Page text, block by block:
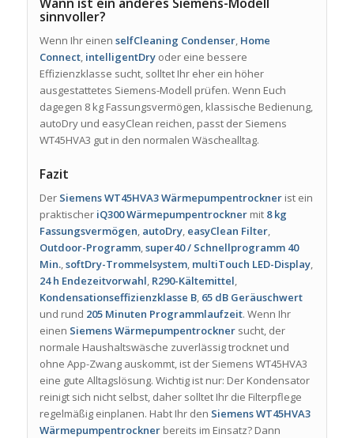
sinnvoller?
Wenn Ihr einen selfCleaning Condenser, Home
Connect, intelligentDryoder eine bessere
Effizienzklasse sucht, solltet Ihr eher ein höher
ausgestattetes Siemens-Modell prüfen. Wenn Euch
dagegen 8 kg Fassungsvermögen, klassische Bedienung,
autoDry und easyClean reichen, passt der Siemens
WT45HVA3 gut in den normalen Wäschealltag.
Fazit
Der Siemens WT45HVA3 Wärmepumpentrocknerist ein
praktischer iQ300 Wärmepumpentrocknermit 8 kg
Fassungsvermögen, autoDry, easyClean Filter,
Outdoor-Programm,super40 / Schnellprogramm 40
Min.,softDry-Trommelsystem, multiTouch LED-Display,
24 h Endezeitvorwahl, R290-Kältemittel,
Kondensationseffizienzklasse B, 65 dB Geräuschwert
und rund 205 Minuten Programmlaufzeit. Wenn Ihr
einen Siemens Wärmepumpentrocknersucht, der
normale Haushaltswäsche zuverlässig trocknet und
ohne App-Zwang auskommt, ist der Siemens WT45HVA3
eine gute Alltagslösung. Wichtig ist nur: Der Kondensator
reinigt sich nicht selbst, daher solltet Ihr die Filterpflege
regelmäßig einplanen. Habt Ihr den Siemens WT45HVA3
Wärmepumpentrocknerbereits im Einsatz? Dann